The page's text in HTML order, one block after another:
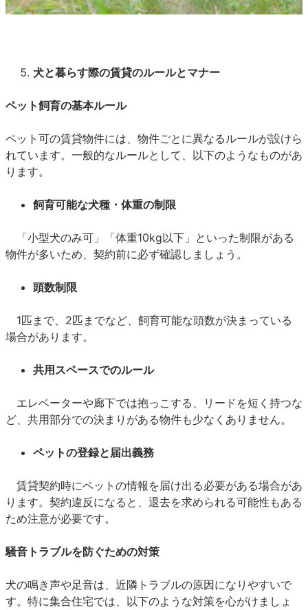
犬と暮らす際の賃貸のルールとマナー
ペット飼育の基本ルール
ペット可の賃貸物件には、物件ごとに異なるルールが設けら
れています。一般的なルールとして、以下のようなものがあ
ります。
飼育可能な犬種・体重の制限
「小型犬のみ可」「体重10kg以下」といった制限がある
物件が多いため、契約前に必ず確認しましょう。
頭数制限
1匹まで、2匹までなど、飼育可能な頭数が決まっている
場合があります。
共用スペースでのルール
エレベーターや廊下では抱っこする、リードを短く持つな
ど、共用部分での決まりがある物件も少なくありません。
ペットの登録と届出義務
賃貸契約時にペットの情報を届け出る必要がある場合があ
ります。契約違反になると、退去を求められる可能性もある
ため注意が必要です。
騒音トラブルを防ぐための対策
犬の鳴き声や足音は、近隣トラブルの原因になりやすいで
す。特に集合住宅では、以下のような対策を心がけましょ